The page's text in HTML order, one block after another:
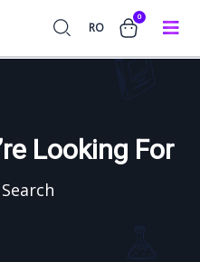
RO
0
Looking For